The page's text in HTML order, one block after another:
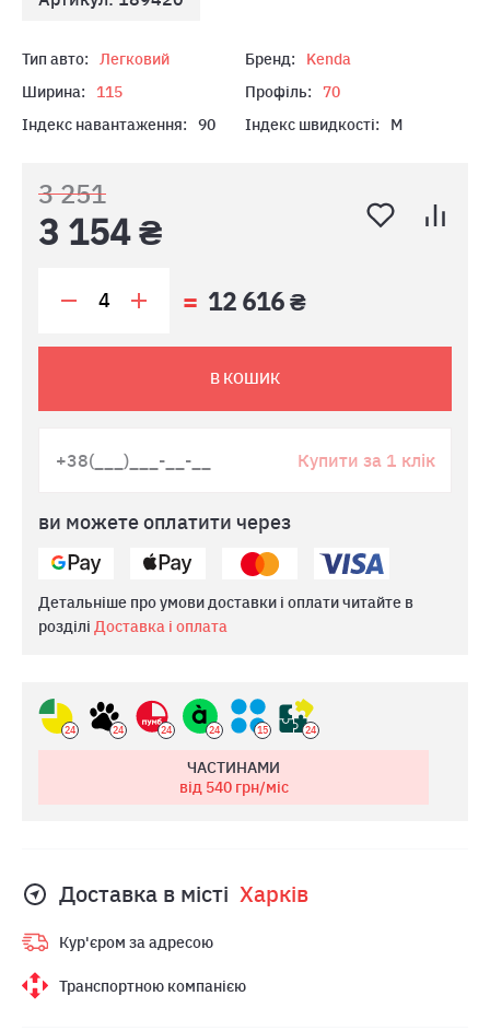
Тип авто: Легковий Бренд:
Kenda
Ширина:
115 Профіль:
70
Індекс навантаження:
90 Індекс швидкості: M
3 251
3 154 ₴
12 616 ₴
В КОШИК
Купити за 1 клік
ви можете оплатити через
Детальніше про умови доставки і оплати читайте в
розділі Доставка і оплата
24 24 24 24 15 24
ЧАСТИНАМИ
від 540грн/міс
Доставка в місті Харкiв
Кур'єром за адресою
Транспортною компанією